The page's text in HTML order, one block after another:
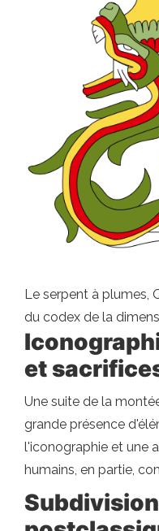
Le serpent à plumes,
du codex de la
et
Une suite de la
grande présence
l'iconographie et une
humains, en partie,